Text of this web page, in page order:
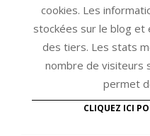
cookies. Les
stockées sur le blog et
des tiers. Les stats
nombre de visiteurs
permet
CLIQUEZ ICI